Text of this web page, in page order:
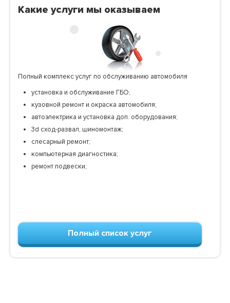
Какие услуги мы оказываем
Полный комплекс услуг по обслуживанию автомобиля
установка и обслуживание ГБО;
кузовной ремонт и окраска автомобиля;
автоэлектрика и установка доп. оборудования;
3d сход-развал, шиномонтаж;
слесарный ремонт;
компьютерная диагностика;
ремонт подвески;
Полный список услуг